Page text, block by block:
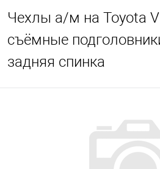
Чехлы а/м на Toyota
съёмные
задняя спинка